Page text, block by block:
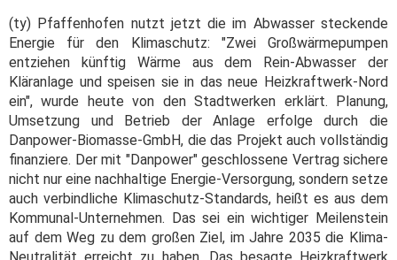
(ty) Pfaffenhofen nutzt jetzt die im Abwasser steckende
Energie für den Klimaschutz: "Zwei Großwärmepumpen
entziehen künftig Wärme aus dem Rein-Abwasser der
Kläranlage und speisen sie in das neue Heizkraftwerk-Nord
ein", wurde heute von den Stadtwerken erklärt. Planung,
Umsetzung und Betrieb der Anlage erfolge durch die
Danpower-Biomasse-GmbH, die das Projekt auch vollständig
finanziere. Der mit "Danpower" geschlossene Vertrag sichere
nicht nur eine nachhaltige Energie-Versorgung, sondern setze
auch verbindliche Klimaschutz-Standards, heißt es aus dem
Kommunal-Unternehmen. Das sei ein wichtiger Meilenstein
auf dem Weg zu dem großen Ziel, im Jahre 2035 die Klima-
Neutralität erreicht zu haben. Das besagte Heizkraftwerk